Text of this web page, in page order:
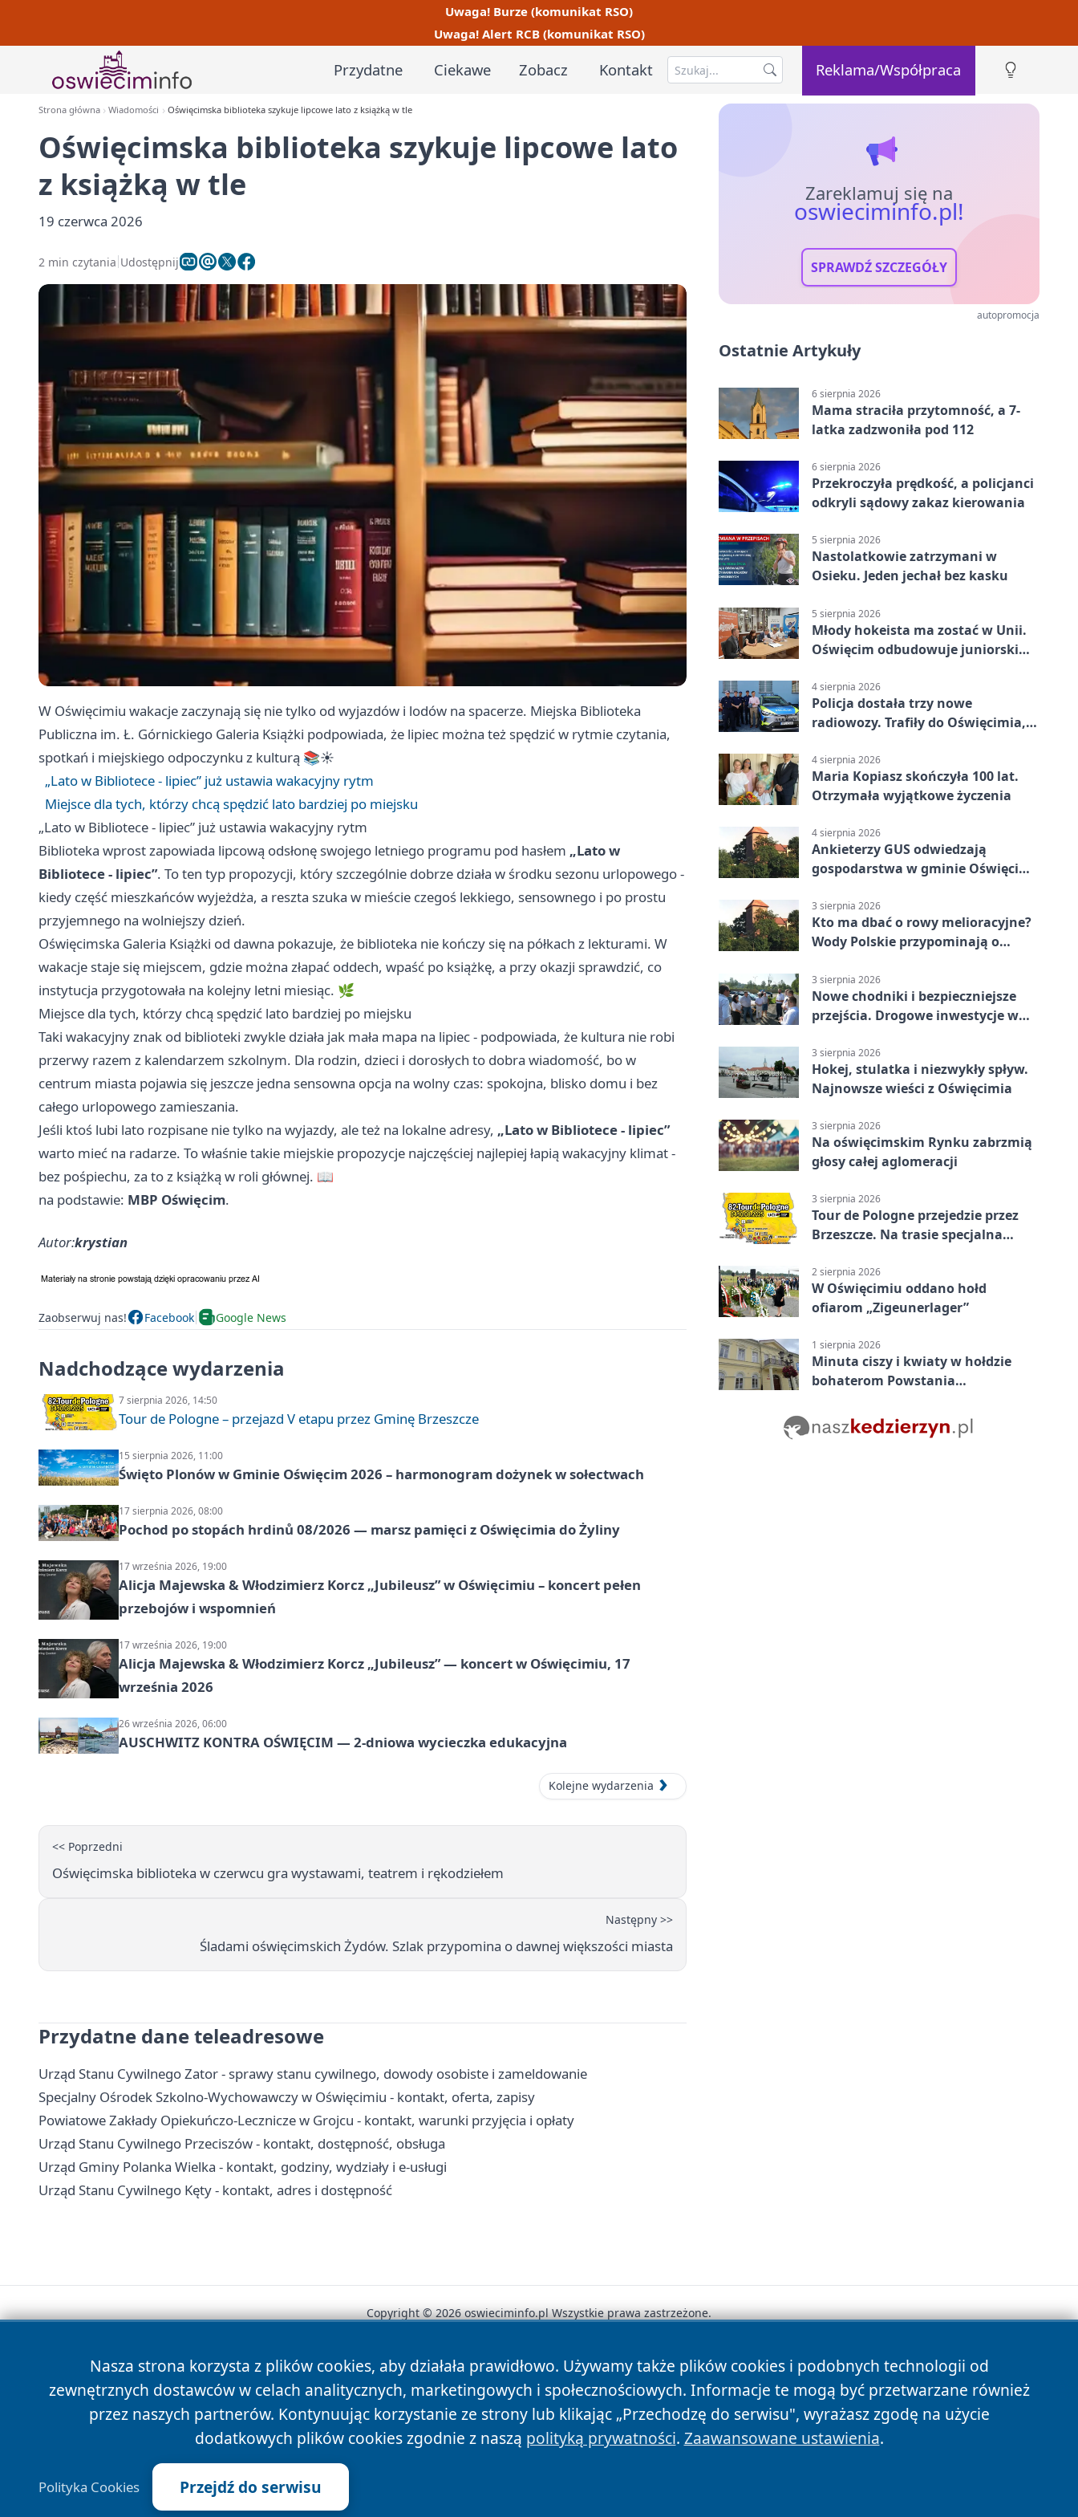
Uwaga! Burze (komunikat RSO)
Uwaga! Alert RCB (komunikat RSO)
Przydatne Ciekawe Zobacz Kontakt Reklama/Współpraca
Strona główna Wiadomości Oświęcimska biblioteka szykuje lipcowe lato z książką w tle
Oświęcimska biblioteka szykuje lipcowe lato
z książką w tle
19 czerwca 2026
2 min czytania Udostępnij
W Oświęcimiu wakacje zaczynają się nie tylko od wyjazdów i lodów na spacerze. Miejska Biblioteka
Publiczna im. Ł. Górnickiego Galeria Książki podpowiada, że lipiec można też spędzić w rytmie czytania,
spotkań i miejskiego odpoczynku z kulturą 📚☀️
„Lato w Bibliotece - lipiec” już ustawia wakacyjny rytm
Miejsce dla tych, którzy chcą spędzić lato bardziej po miejsku
„Lato w Bibliotece - lipiec” już ustawia wakacyjny rytm
Biblioteka wprost zapowiada lipcową odsłonę swojego letniego programu pod hasłem „Lato w
Bibliotece - lipiec”. To ten typ propozycji, który szczególnie dobrze działa w środku sezonu urlopowego -
kiedy część mieszkańców wyjeżdża, a reszta szuka w mieście czegoś lekkiego, sensownego i po prostu
przyjemnego na wolniejszy dzień.
Oświęcimska Galeria Książki od dawna pokazuje, że biblioteka nie kończy się na półkach z lekturami. W
wakacje staje się miejscem, gdzie można złapać oddech, wpaść po książkę, a przy okazji sprawdzić, co
instytucja przygotowała na kolejny letni miesiąc. 🌿
Miejsce dla tych, którzy chcą spędzić lato bardziej po miejsku
Taki wakacyjny znak od biblioteki zwykle działa jak mała mapa na lipiec - podpowiada, że kultura nie robi
przerwy razem z kalendarzem szkolnym. Dla rodzin, dzieci i dorosłych to dobra wiadomość, bo w
centrum miasta pojawia się jeszcze jedna sensowna opcja na wolny czas: spokojna, blisko domu i bez
całego urlopowego zamieszania.
Jeśli ktoś lubi lato rozpisane nie tylko na wyjazdy, ale też na lokalne adresy, „Lato w Bibliotece - lipiec”
warto mieć na radarze. To właśnie takie miejskie propozycje najczęściej najlepiej łapią wakacyjny klimat -
bez pośpiechu, za to z książką w roli głównej. 📖
na podstawie: MBP Oświęcim.
Autor:krystian
Zaobserwuj nas! Facebook Google News
Nadchodzące wydarzenia
7 sierpnia 2026, 14:50
Tour de Pologne – przejazd V etapu przez Gminę Brzeszcze
15 sierpnia 2026, 11:00
Święto Plonów w Gminie Oświęcim 2026 – harmonogram dożynek w sołectwach
17 sierpnia 2026, 08:00
Pochod po stopách hrdinů 08/2026 — marsz pamięci z Oświęcimia do Żyliny
17 września 2026, 19:00
Alicja Majewska & Włodzimierz Korcz „Jubileusz” w Oświęcimiu – koncert pełen
przebojów i wspomnień
17 września 2026, 19:00
Alicja Majewska & Włodzimierz Korcz „Jubileusz” — koncert w Oświęcimiu, 17
września 2026
26 września 2026, 06:00
AUSCHWITZ KONTRA OŚWIĘCIM — 2‑dniowa wycieczka edukacyjna
Kolejne wydarzenia
<< Poprzedni
Oświęcimska biblioteka w czerwcu gra wystawami, teatrem i rękodziełem
Następny >>
Śladami oświęcimskich Żydów. Szlak przypomina o dawnej większości miasta
Przydatne dane teleadresowe
Urząd Stanu Cywilnego Zator - sprawy stanu cywilnego, dowody osobiste i zameldowanie
Specjalny Ośrodek Szkolno-Wychowawczy w Oświęcimiu - kontakt, oferta, zapisy
Powiatowe Zakłady Opiekuńczo-Lecznicze w Grojcu - kontakt, warunki przyjęcia i opłaty
Urząd Stanu Cywilnego Przeciszów - kontakt, dostępność, obsługa
Urząd Gminy Polanka Wielka - kontakt, godziny, wydziały i e-usługi
Urząd Stanu Cywilnego Kęty - kontakt, adres i dostępność
Zareklamuj się na
oswieciminfo.pl!
SPRAWDŹ SZCZEGÓŁY
autopromocja
Ostatnie Artykuły
6 sierpnia 2026
Mama straciła przytomność, a 7-
latka zadzwoniła pod 112
6 sierpnia 2026
Przekroczyła prędkość, a policjanci
odkryli sądowy zakaz kierowania
5 sierpnia 2026
Nastolatkowie zatrzymani w
Osieku. Jeden jechał bez kasku
5 sierpnia 2026
Młody hokeista ma zostać w Unii.
Oświęcim odbudowuje juniorski
4 sierpnia 2026
Policja dostała trzy nowe
radiowozy. Trafiły do Oświęcimia,
4 sierpnia 2026
Maria Kopiasz skończyła 100 lat.
Otrzymała wyjątkowe życzenia
4 sierpnia 2026
Ankieterzy GUS odwiedzają
gospodarstwa w gminie Oświęcim.
3 sierpnia 2026
Kto ma dbać o rowy melioracyjne?
Wody Polskie przypominają o
3 sierpnia 2026
Nowe chodniki i bezpieczniejsze
przejścia. Drogowe inwestycje w
3 sierpnia 2026
Hokej, stulatka i niezwykły spływ.
Najnowsze wieści z Oświęcimia
3 sierpnia 2026
Na oświęcimskim Rynku zabrzmią
głosy całej aglomeracji
3 sierpnia 2026
Tour de Pologne przejedzie przez
Brzeszcze. Na trasie specjalna
2 sierpnia 2026
W Oświęcimiu oddano hołd
ofiarom „Zigeunerlager”
1 sierpnia 2026
Minuta ciszy i kwiaty w hołdzie
bohaterom Powstania
Nasza strona korzysta z plików cookies, aby działała prawidłowo. Używamy także plików cookies i podobnych technologii od
zewnętrznych dostawców w celach analitycznych, marketingowych i społecznościowych. Informacje te mogą być przetwarzane również
przez naszych partnerów. Kontynuując korzystanie ze strony lub klikając „Przechodzę do serwisu", wyrażasz zgodę na użycie
dodatkowych plików cookies zgodnie z naszą polityką prywatności. Zaawansowane ustawienia.
Polityka Cookies Przejdź do serwisu
Copyright © 2026 oswieciminfo.pl Wszystkie prawa zastrzeżone.
News Autorzy Polityka Prywatności Polityka Cookies